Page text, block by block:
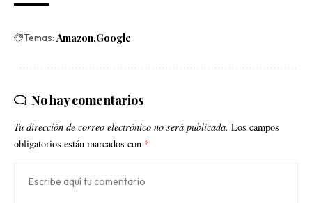
Temas: Amazon Google
No hay comentarios
Tu dirección de correo electrónico no será publicada. Los campos
obligatorios están marcados con *